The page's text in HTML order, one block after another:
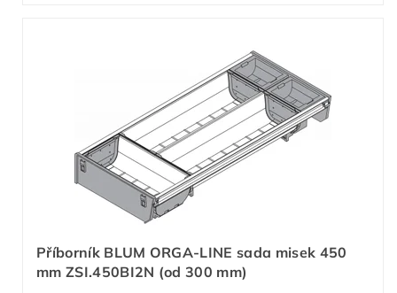
Příborník BLUM ORGA-LINE sada misek 450
mm ZSI.450BI2N (od 300 mm)